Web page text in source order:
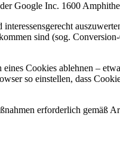
Google Inc. 1600
sind (sog.
Cookies ablehnen –
so einstellen, dass
erforderlich gemäß